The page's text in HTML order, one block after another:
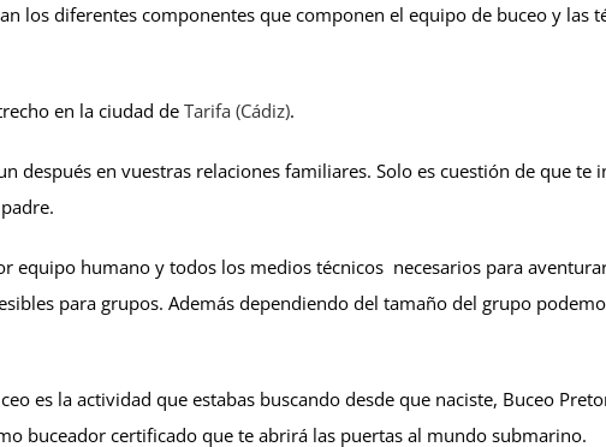
los diferentes componentes que componen el equipo de buceo y las
en la ciudad de Tarifa (Cádiz).
después en vuestras relaciones familiares. Solo es cuestión de que
equipo humano y todos los medios técnicos necesarios para
para grupos. Además dependiendo del tamaño del grupo
es la actividad que estabas buscando desde que naciste, Buceo
buceador certificado que te abrirá las puertas al mundo submarino.